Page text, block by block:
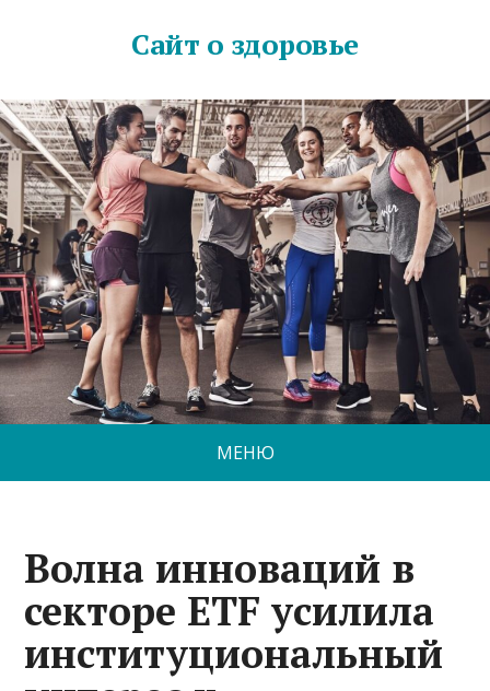
Сайт о здоровье
МЕНЮ
Волна инноваций в
секторе ETF усилила
институциональный